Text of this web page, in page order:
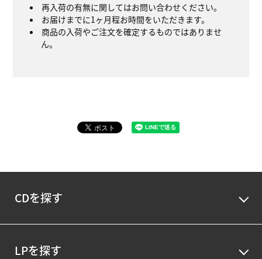
再入荷の有無に関してはお問い合わせください。
お届けまでに1ヶ月程お時間をいただきます。
商品の入荷やご注文を確定するものではありませ
ん。
CDを探す
LPを探す